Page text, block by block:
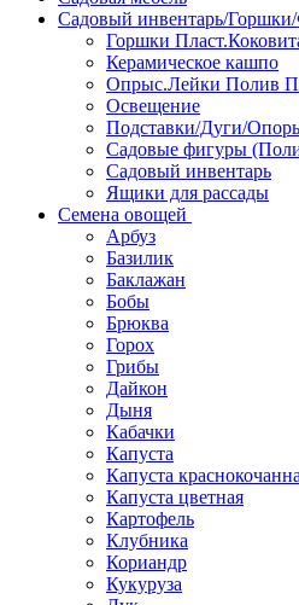
Садовый инвентарь/
Горшки
Керамическое кашпо
Опрыс.Лейки Полив
Освещение
Подставки/Дуги/
Садовые фигуры
Садовый инвентарь
Ящики для рассады
Семена овощей
Арбуз
Базилик
Баклажан
Бобы
Брюква
Горох
Грибы
Дайкон
Дыня
Кабачки
Капуста
Капуста
Капуста цветная
Картофель
Клубника
Кориандр
Кукуруза